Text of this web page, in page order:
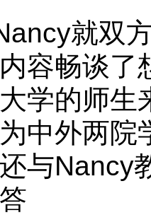
就双
容畅谈了
学的师生
中外两院
与Nancy